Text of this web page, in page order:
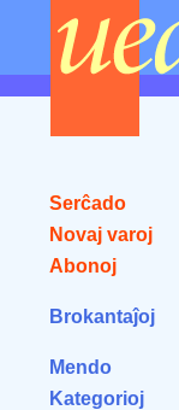
Serĉado
Novaj varoj
Abonoj
Brokantaĵoj
Mendo
Kategorioj